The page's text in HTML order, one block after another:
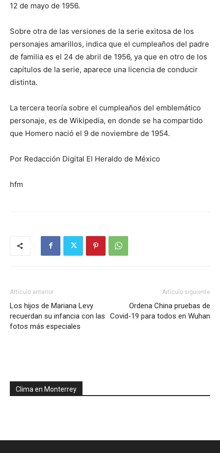
12 de mayo de 1956.
Sobre otra de las versiones de la serie exitosa de los
personajes amarillos, indica que el cumpleaños del padre
de familia es el 24 de abril de 1956, ya que en otro de los
capítulos de la serie, aparece una licencia de conducir
distinta.
La tercera teoría sobre el cumpleaños del emblemático
personaje, es de Wikipedia, en donde se ha compartido
que Homero nació el 9 de noviembre de 1954.
Por Redacción Digital El Heraldo de México
hfm
Artículo anterior
Los hijos de Mariana Levy
recuerdan su infancia con las
fotos más especiales
Artículo siguiente
Ordena China pruebas de
Covid-19 para todos en Wuhan
Clima en Monterrey